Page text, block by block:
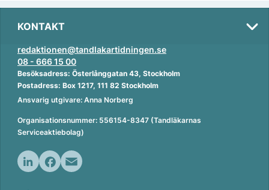
KONTAKT
redaktionen@tandlakartidningen.se
08 - 666 15 00
Besöksadress: Österlånggatan 43, Stockholm
Postadress: Box 1217, 111 82 Stockholm
Ansvarig utgivare: Anna Norberg
Organisationsnummer: 556154-8347 (Tandläkarnas
Serviceaktiebolag)